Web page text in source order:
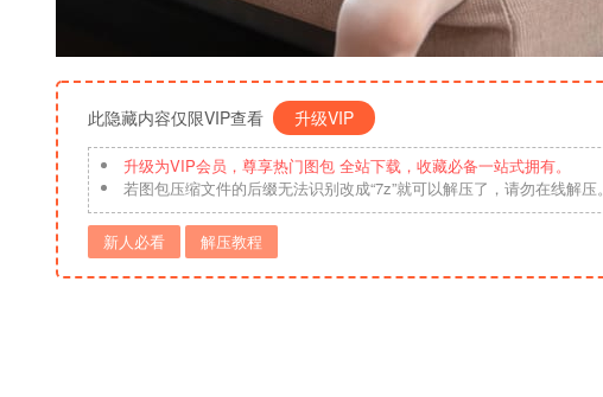
此隐藏内容仅限VIP查看 升级VIP
升级为VIP会员，尊享热门图包 全站下载，收藏必备一站式拥有。
若图包压缩文件的后缀无法识别改成“7z”就可以解压了，请勿在线解压。
新人必看 解压教程